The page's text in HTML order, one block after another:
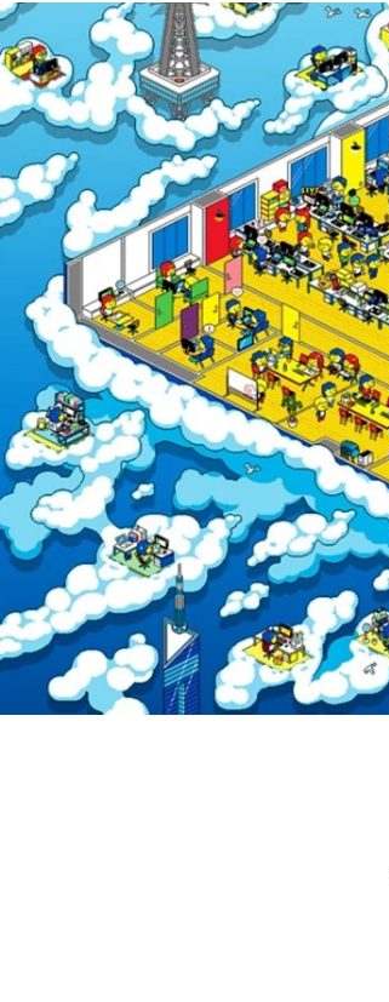
大崎 美幸
株式会社MUGENUP / 人事部 部長